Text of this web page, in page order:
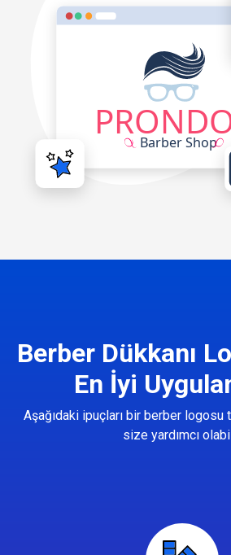
Berber Dükkanı
En İyi
Aşağıdaki ipuçları bir berber logosu
size yardımcı